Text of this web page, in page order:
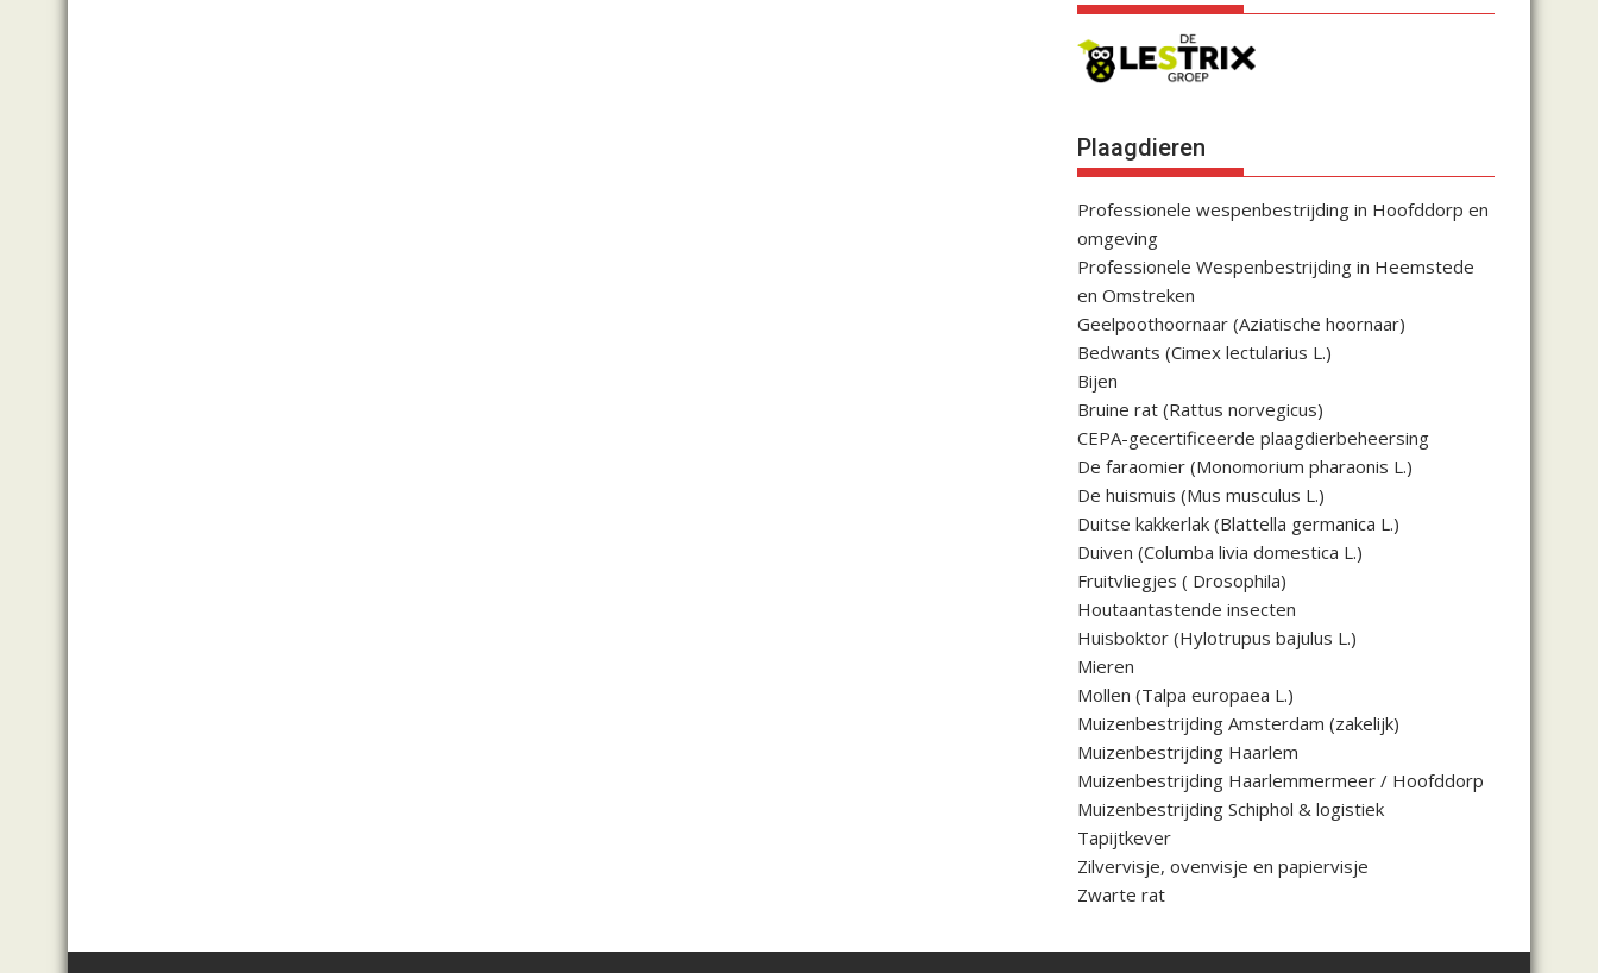
Plaagdieren
Professionele wespenbestrijding in Hoofddorp en
omgeving
Professionele Wespenbestrijding in Heemstede
en Omstreken
Geelpoothoornaar (Aziatische hoornaar)
Bedwants (Cimex lectularius L.)
Bijen
Bruine rat (Rattus norvegicus)
CEPA-gecertificeerde plaagdierbeheersing
De faraomier (Monomorium pharaonis L.)
De huismuis (Mus musculus L.)
Duitse kakkerlak (Blattella germanica L.)
Duiven (Columba livia domestica L.)
Fruitvliegjes ( Drosophila)
Houtaantastende insecten
Huisboktor (Hylotrupus bajulus L.)
Mieren
Mollen (Talpa europaea L.)
Muizenbestrijding Amsterdam (zakelijk)
Muizenbestrijding Haarlem
Muizenbestrijding Haarlemmermeer / Hoofddorp
Muizenbestrijding Schiphol & logistiek
Tapijtkever
Zilvervisje, ovenvisje en papiervisje
Zwarte rat